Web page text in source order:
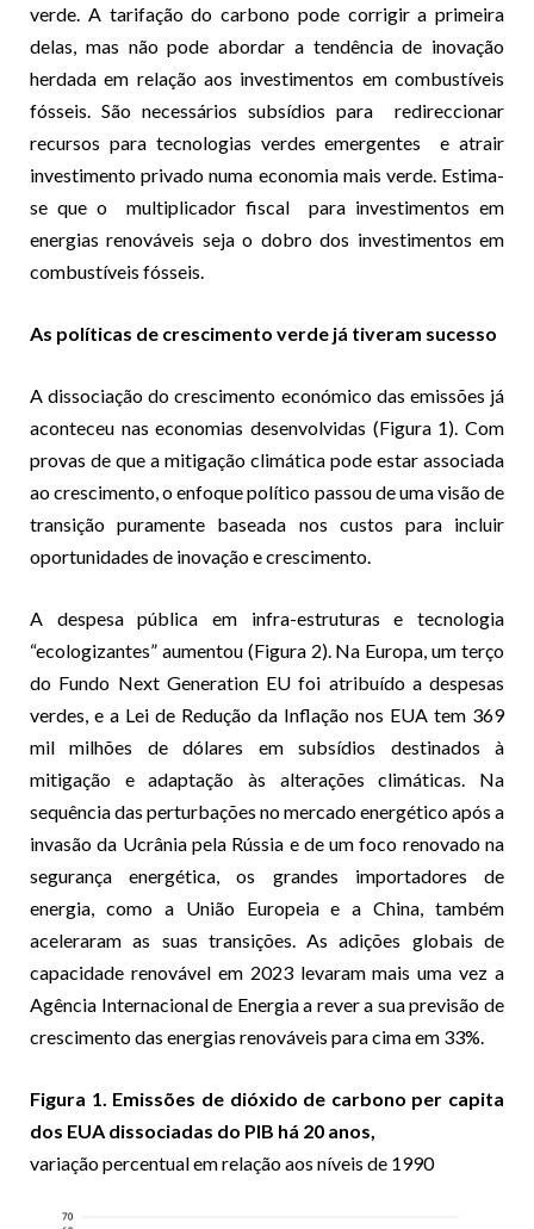
verde. A tarifação do carbono pode corrigir a primeira
delas, mas não pode abordar a tendência de inovação
herdada em relação aos investimentos em combustíveis
fósseis. São necessários subsídios para redireccionar
recursos para tecnologias verdes emergentes e atrair
investimento privado numa economia mais verde. Estima-
se que o multiplicador fiscal para investimentos em
energias renováveis seja o dobro dos investimentos em
combustíveis fósseis.
As políticas de crescimento verde já tiveram sucesso
A dissociação do crescimento económico das emissões já
aconteceu nas economias desenvolvidas (Figura 1). Com
provas de que a mitigação climática pode estar associada
ao crescimento, o enfoque político passou de uma visão de
transição puramente baseada nos custos para incluir
oportunidades de inovação e crescimento.
A despesa pública em infra-estruturas e tecnologia
“ecologizantes” aumentou (Figura 2). Na Europa, um terço
do Fundo Next Generation EU foi atribuído a despesas
verdes, e a Lei de Redução da Inflação nos EUA tem 369
mil milhões de dólares em subsídios destinados à
mitigação e adaptação às alterações climáticas. Na
sequência das perturbações no mercado energético após a
invasão da Ucrânia pela Rússia e de um foco renovado na
segurança energética, os grandes importadores de
energia, como a União Europeia e a China, também
aceleraram as suas transições. As adições globais de
capacidade renovável em 2023 levaram mais uma vez a
Agência Internacional de Energia a rever a sua previsão de
crescimento das energias renováveis para cima em 33%.
Figura 1. Emissões de dióxido de carbono per capita
dos EUA dissociadas do PIB há 20 anos,
variação percentual em relação aos níveis de 1990